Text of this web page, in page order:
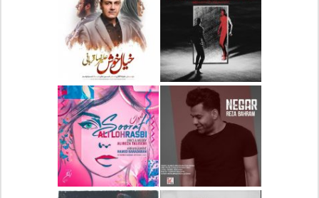
دانلود آلبوم جدید سیروان
خسروی بنام مونولوگ
دانلود آهنگ جدید علیرضا
قربانی بنام خیال خوش